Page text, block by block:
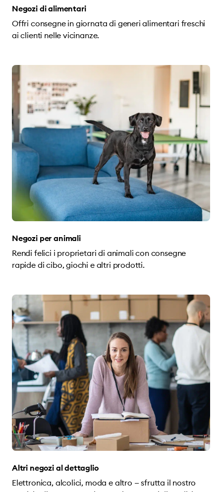
Negozi di alimentari
Offri consegne in giornata di generi alimentari freschi
ai clienti nelle vicinanze.
Negozi per animali
Rendi felici i proprietari di animali con consegne
rapide di cibo, giochi e altri prodotti.
Altri negozi al dettaglio
Elettronica, alcolici, moda e altro — sfrutta il nostro